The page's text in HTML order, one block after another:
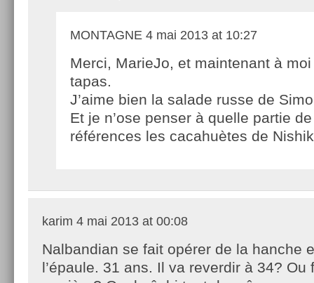
MONTAGNE 4 mai 2013 at 10:27
Merci, MarieJo, et maintenant à
tapas.
J’aime bien la salade russe de
Et je n’ose penser à quelle partie
références les cacahuètes de
karim 4 mai 2013 at 00:08
Nalbandian se fait opérer de la hanche
l’épaule. 31 ans. Il va reverdir à 34? Ou